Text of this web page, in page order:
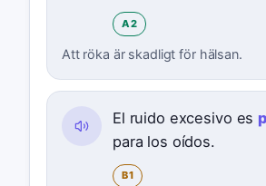
A2
Att röka är skadligt för hälsan.
El ruido excesivo es
para los oídos.
B1